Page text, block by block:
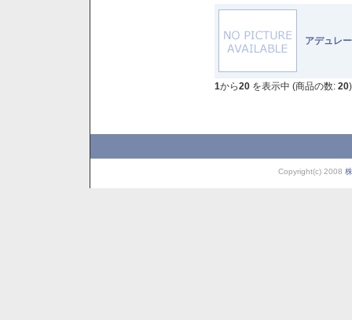
アデュレ
1から20 を表示中 (商品の数: 20)
Copyright(c) 2008